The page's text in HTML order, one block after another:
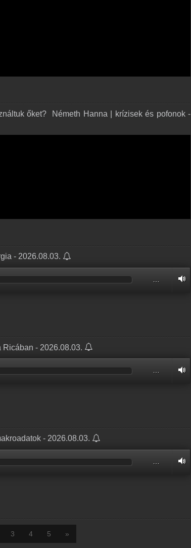
őket? ️ Németh Hanna | krízisek és pofonok -
- 2026.08.03.
- 2026.08.03.
…
- 2026.08.03.
3 4 5 »